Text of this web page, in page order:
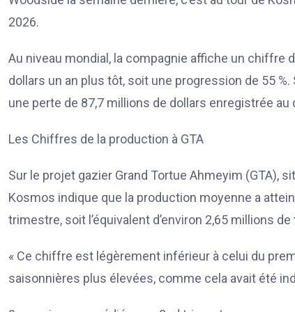
2026.
Au niveau mondial, la compagnie affiche un chiffre
dollars un an plus tôt, soit une progression de 55
une perte de 87,7 millions de dollars enregistrée
Les Chiffres de la production à GTA
Sur le projet gazier Grand Tortue Ahmeyim (GTA),
Kosmos indique que la production moyenne a
trimestre, soit l’équivalent d’environ 2,65 millions
« Ce chiffre est légèrement inférieur à celui du
saisonnières plus élevées, comme cela avait été